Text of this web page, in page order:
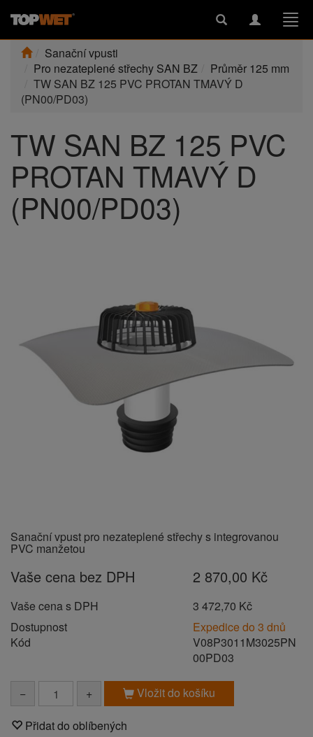
Toggle
Toggle
Sanační vpusti
Pro nezateplené střechy SAN BZ
Průměr 125 mm
TW SAN BZ 125 PVC PROTAN TMAVÝ D
(PN00/PD03)
TW SAN BZ 125 PVC
PROTAN TMAVÝ D
(PN00/PD03)
Sanační vpust pro nezateplené střechy s integrovanou
PVC manžetou
Vaše cena bez DPH 2 870,00 Kč
Vaše cena s DPH
3 472,70 Kč
Dostupnost
Expedice do 3 dnů
Kód
V08P3011M3025PN
00PD03
− + Vložit do košíku
Přidat do oblíbených